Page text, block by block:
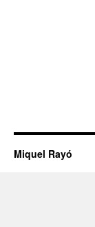
Miquel Rayó